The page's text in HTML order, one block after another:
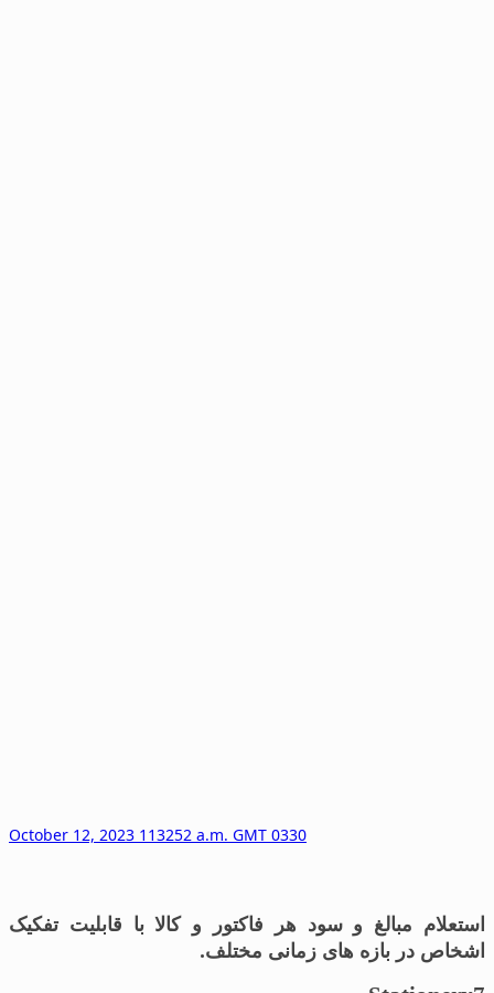
October 12, 2023 113252 a.m. GMT 0330
استعلام مبالغ و سود هر فاکتور و کالا با قابلیت تفکیک
اشخاص در بازه های زمانی مختلف.